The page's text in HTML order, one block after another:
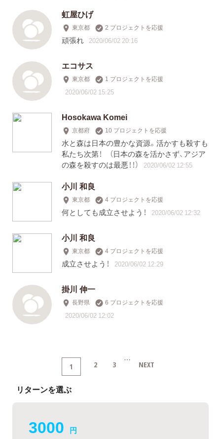
虹屋ひげ
東京都 2 プロジェクトを応援
頑張れ 2020/06/02 20:16
エコサス
東京都 1 プロジェクトを応援
2020/06/02 15:25
Hosokawa Komei
京都府 10 プロジェクトを応援
水と森は日本の豊かな資源。活かすも殺すも
私たち次第！ （日本の森を活かさず、アジア
の森を殺すのは最悪！！）
2020/06/02 12:55
小川 和良
東京都 4 プロジェクトを応援
何としても成立させよう！ 2020/06/02 12:32
小川 和良
東京都 4 プロジェクトを応援
成立させよう！ 2020/06/02 12:29
掛川 伸一
長野県 6 プロジェクトを応援
2020/06/02 12:02
1 2 3 … NEXT
リターンを選ぶ
3000 円